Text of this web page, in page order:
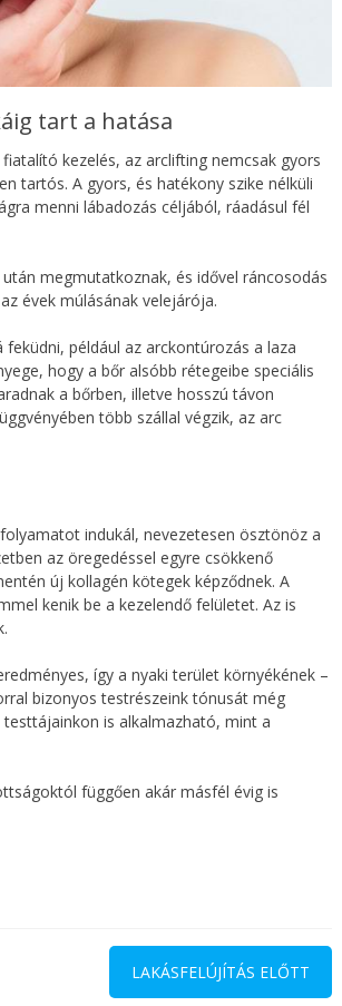
tart a hatása
kezelés, az arclifting nemcsak gyors
tartós. A gyors, és hatékony szike nélküli
menni lábadozás céljából, ráadásul fél
megmutatkoznak, és idővel ráncosodás
évek múlásának velejárója.
például az arckontúrozás a laza
hogy a bőr alsóbb rétegeibe speciális
a bőrben, illetve hosszú távon
több szállal végzik, az arc
indukál, nevezetesen ösztönöz a
az öregedéssel egyre csökkenő
új kollagén kötegek képződnek. A
kenik be a kezelendő felületet. Az is
így a nyaki terület környékének –
bizonyos testrészeink tónusát még
is alkalmazható, mint a
függően akár másfél évig is
LAKÁSFELÚJÍTÁS ELŐTT